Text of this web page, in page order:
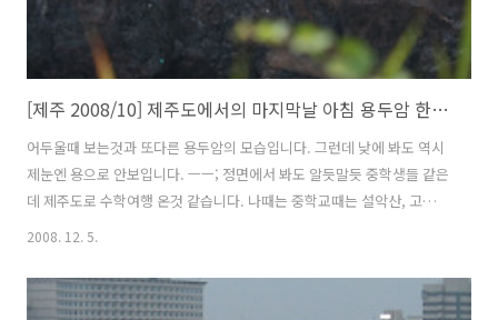
[제주 2008/10] 제주도에서의 마지막날 아침 용두암 한번 더
어두울때 보는것과 또다른 용두암의 모습입니다. 그런데 낮에 봐도 역시
제눈엔 용으로 안보입니다. ㅡㅡ; 정면에서 봐도 알듯말듯 중학생들 같은
데 제주도로 수학여행 온것 같습니다. 나때는 중학교때는 설악산, 고등학
교때는 경주였습니다. 요즘엔 제주도 아니면 해외로 간다지요... 세상 많
몰라서, 대충 보기엔 잘 그리는것 같습니다. 저런그림을 크로키라 하나
요.. 대상의 특징을 파악하여 그리는 것이였던가... 아니면 말고... 사진찍
2008. 12. 5.